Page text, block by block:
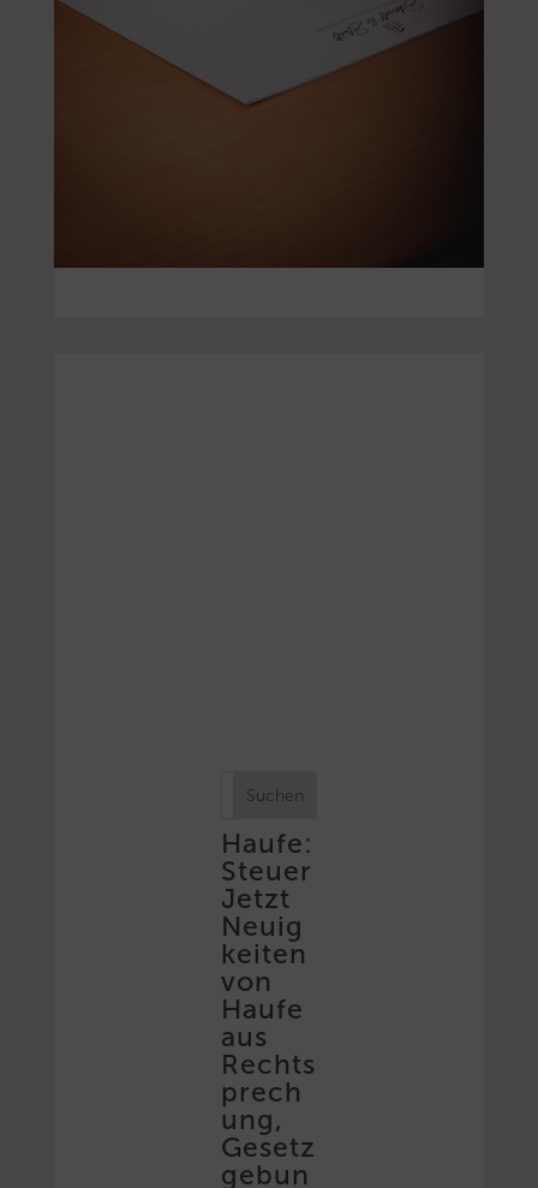
Suchen
Haufe:
Steuer
Jetzt
Neuig
keiten
von
Haufe
aus
Rechts
prech
ung,
Gesetz
gebun